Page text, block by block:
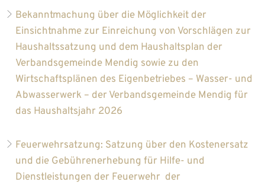
Bekanntmachung über die Möglichkeit der
Einsichtnahme zur Einreichung von Vorschlägen zur
Haushaltssatzung und dem Haushaltsplan der
Verbandsgemeinde Mendig sowie zu den
Wirtschaftsplänen des Eigenbetriebes – Wasser- und
Abwasserwerk – der Verbandsgemeinde Mendig für
das Haushaltsjahr 2026
Feuerwehrsatzung: Satzung über den Kostenersatz
und die Gebührenerhebung für Hilfe- und
Dienstleistungen der Feuerwehr der